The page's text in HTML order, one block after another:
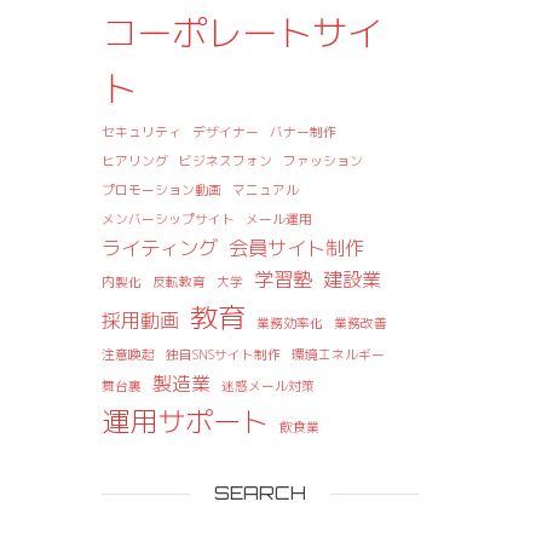
コーポレートサイ
ト
セキュリティ デザイナー
バナー制作
ヒアリング
ビジネスフォン
ファッション
プロモーション動画
マニュアル
メンバーシップサイト
メール運用
ライティング 会員サイト制作
内製化 反転教育 大学 学習塾 建設業
採用動画 教育 業務効率化
業務改善
注意喚起
独自SNSサイト制作
環境エネルギー
舞台裏
製造業 迷惑メール対策
運用サポート 飲食業
SEARCH